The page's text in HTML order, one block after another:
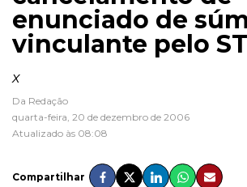
enunciado de
vinculante pelo
x
Da Redação
quarta-feira, 20 de dezembro de 2006
Atualizado às 08:08
Compartilhar